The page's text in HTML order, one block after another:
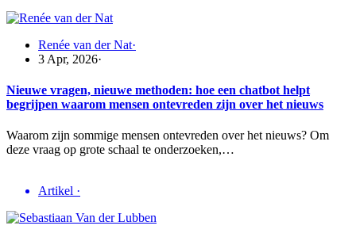
Renée van der Nat·
3 Apr, 2026·
Nieuwe vragen, nieuwe methoden: hoe een chatbot helpt
begrijpen waarom mensen ontevreden zijn over het nieuws
Waarom zijn sommige mensen ontevreden over het nieuws? Om
deze vraag op grote schaal te onderzoeken,…
Artikel ·